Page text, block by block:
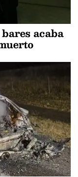
acaba